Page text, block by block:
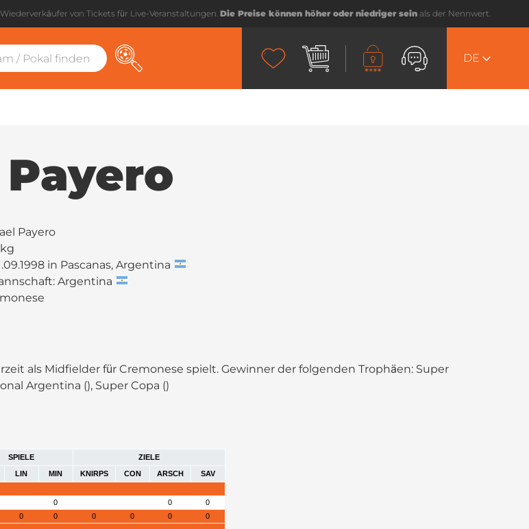
von Tickets für Live-Veranstaltungen.Die Preise können höher oder niedriger sein als der Nennwert.
DE
Payero
Payero
in Pascanas, Argentina
Argentina
als Midfielder für Cremonese spielt. Gewinner der folgenden Trophäen: Super
Argentina (), Super Copa ()
SPIELE
ZIELE
LIN MIN KNIRPS CON ARSCH
SAV
0 0
0
0 0 0 0 0
0